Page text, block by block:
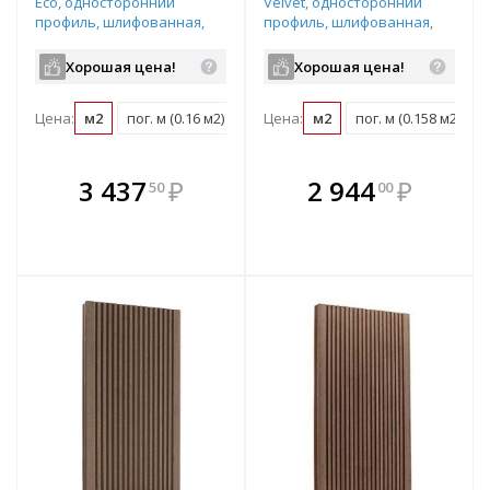
профиль, шлифованная,
цвет: серый
Хорошая цена!
Цена: м2 пог. м (0.16 м2) шт (0.93 м2)
3 43750 ₽
В комплекте
всегда выгоднее!
профиль, шлифованная,
цвет: серый
Хорошая цена!
Цена: м2 пог. м (0.158 м2)
В комплекте
всегда выгоднее!
2 94400 ₽